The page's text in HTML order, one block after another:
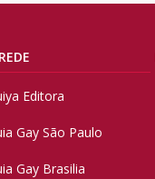
Editora
Gay São Paulo
Gay Brasilia